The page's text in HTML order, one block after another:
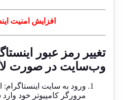
افزایش امنیت
تغییر رمز عبور
وب‌سایت در صورت
ورود به سایت اینستاگرام:
مرورگر کامپیوتر خود